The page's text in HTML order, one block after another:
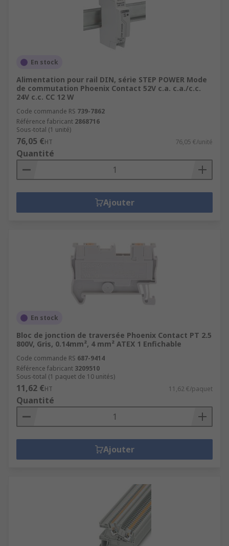
En stock
Alimentation pour rail DIN, série STEP POWER Mode
de commutation Phoenix Contact 52V c.a. c.a./c.c.
24V c.c. CC 12 W
Code commande RS 739-7862
Référence fabricant 2868716
Sous-total (1 unité)
76,05 €HT 76,05 €/unité
Quantité
Ajouter
En stock
Bloc de jonction de traversée Phoenix Contact PT 2.5
800V, Gris, 0.14mm², 4 mm² ATEX 1 Enfichable
Code commande RS 687-9414
Référence fabricant 3209510
Sous-total (1 paquet de 10 unités)
11,62 €HT 11,62 €/paquet
Quantité
Ajouter